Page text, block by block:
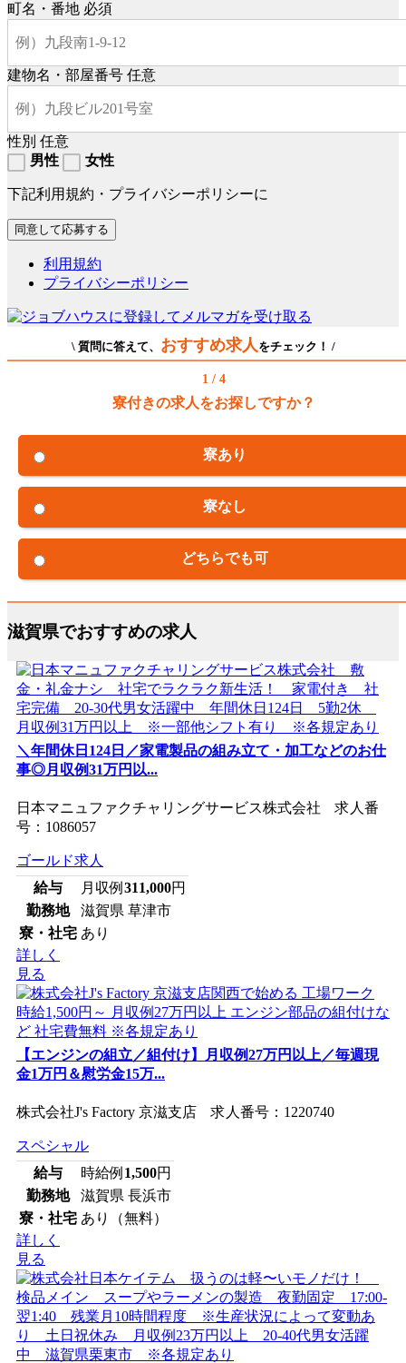
町名・番地 必須
建物名・部屋番号 任意
性別 任意
男性
女性
下記利用規約・プライバシーポリシーに
利用規約
プライバシーポリシー
\ 質問に答えて、 おすすめ求人をチェック！ /
1 / 4
寮付きの求人をお探しですか？
寮あり
寮なし
どちらでも可
滋賀県でおすすめの求人
＼年間休日124日／家電製品の組み立て・加工などのお仕
事◎月収例31万円以...
日本マニュファクチャリングサービス株式会社 求人番
号：1086057
ゴールド求人
給与
月収例 311,000円
勤務地
滋賀県 草津市
寮・社宅 あり
詳しく
見る
【エンジンの組立／組付け】月収例27万円以上／毎週現
金1万円＆慰労金15万...
株式会社J's Factory 京滋支店 求人番号：1220740
スペシャル
給与
時給例 1,500円
勤務地
滋賀県 長浜市
寮・社宅 あり（無料）
詳しく
見る